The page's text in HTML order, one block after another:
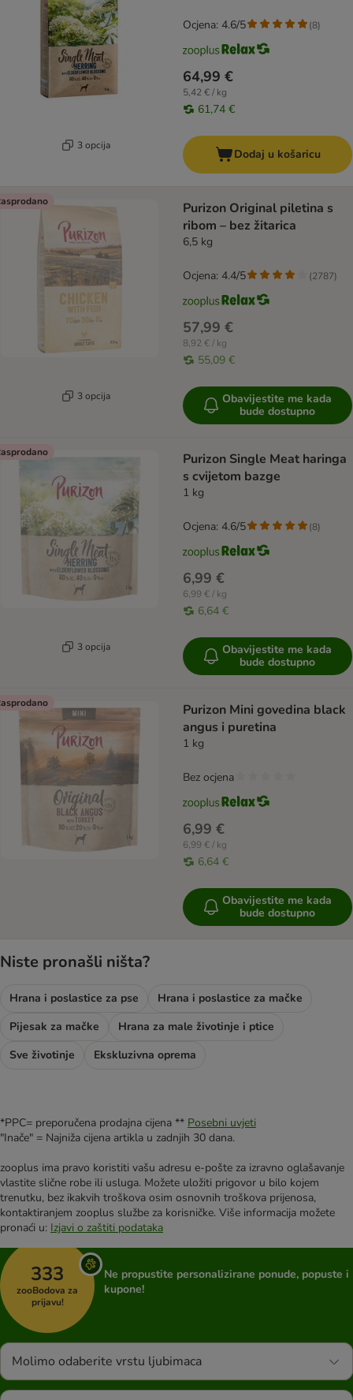
3 opcija
64,99 €
5,42 € / kg
61,74 €
Ocjena: 4.6/5 (8)
Dodaj u košaricu
3 opcija
Purizon Original piletina s
ribom – bez žitarica
6,5 kg
57,99 €
8,92 € / kg
55,09 €
Ocjena: 4.4/5 (2787)
Obavijestite me kada
bude dostupno
3 opcija
Purizon Single Meat haringa
s cvijetom bazge
1 kg
6,99 €
6,99 € / kg
6,64 €
Ocjena: 4.6/5 (8)
Obavijestite me kada
bude dostupno
Purizon Mini govedina black
angus i puretina
1 kg
6,99 €
6,99 € / kg
6,64 €
Bez ocjena
Obavijestite me kada
bude dostupno
Niste pronašli ništa?
Hrana i poslastice za pse
Hrana i poslastice za mačke
Pijesak za mačke
Hrana za male životinje i ptice
Sve životinje
Ekskluzivna oprema
*PPC= preporučena prodajna cijena ** Posebni uvjeti
"Inače" = Najniža cijena artikla u zadnjih 30 dana.
zooplus ima pravo koristiti vašu adresu e-pošte za izravno oglašavanje
vlastite slične robe ili usluga. Možete uložiti prigovor u bilo kojem
trenutku, bez ikakvih troškova osim osnovnih troškova prijenosa,
kontaktiranjem zooplus službe za korisničke. Više informacija možete
pronaći u: Izjavi o zaštiti podataka
333
zooBodova za
prijavu!
Ne propustite personalizirane ponude, popuste i
kupone!
Molimo odaberite vrstu ljubimaca